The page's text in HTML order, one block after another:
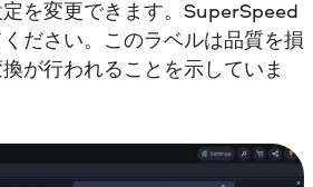
を変更できます。SuperSpeed
ださい。このラベルは品質を損
が行われることを示していま